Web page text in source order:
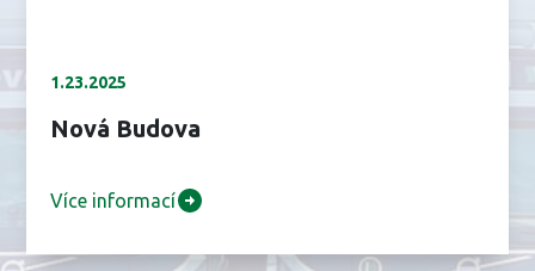
1.23.2025
Nová Budova
Více informací